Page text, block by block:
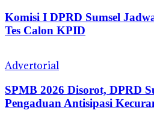
Komisi I DPRD Sumsel
Tes Calon KPID
Advertorial
SPMB 2026 Disorot, DPRD
Pengaduan Antisipasi